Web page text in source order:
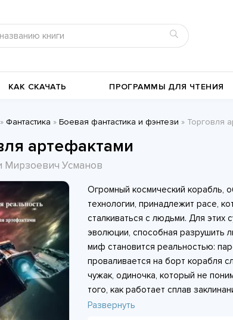
любовные
романы
Классика жанра
КАК СКАЧАТЬ ПРОГРАММЫ ДЛЯ ЧТЕНИЯ
» Фантастика » Боевая фантастика и фэнтези » Торговля
артефактами
Мирзоевич Усманов
Огромный космический корабль,
технологии, принадлежит расе,
сталкиваться с людьми. Для
эволюции, способная разрушить
миф становится реальностью:
проваливается на борт корабля
чужак, одиночка, который не
того, как работает сплав
можно, только если быстро
Развернуть